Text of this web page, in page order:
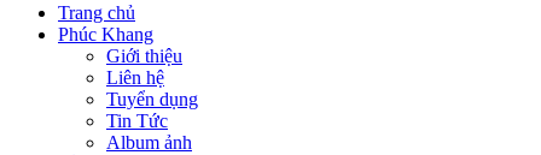
Trang chủ
Phúc Khang
Giới thiệu
Liên hệ
Tuyển dụng
Tin Tức
Album ảnh